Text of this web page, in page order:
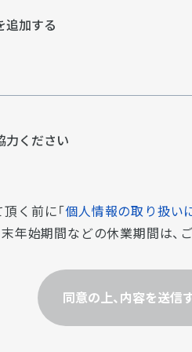
追加する
⼒ください
く前に「個人情報の取り扱い
末年始期間などの休業期間は
同意の上、内容を送信